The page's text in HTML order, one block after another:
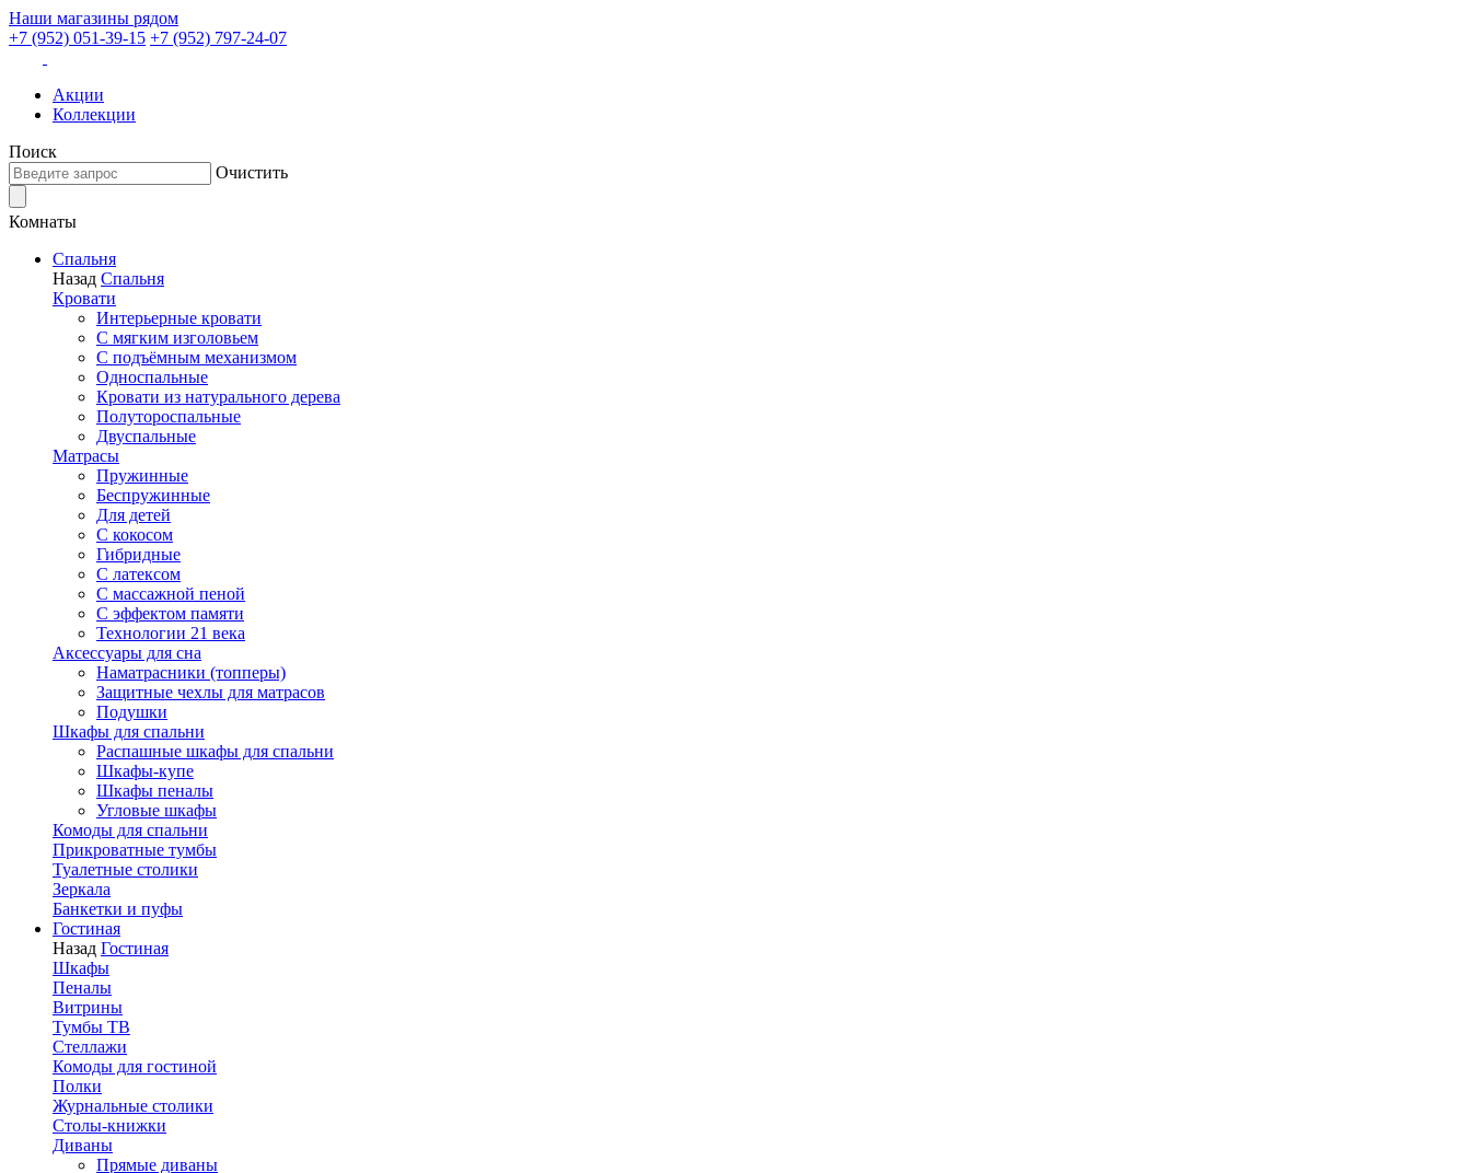
Наши магазины рядом
+7 (952) 051-39-15 +7 (952) 797-24-07
Акции
Коллекции
Поиск
Очистить
Комнаты
Спальня
Назад Спальня
Кровати
Интерьерные кровати
С мягким изголовьем
С подъёмным механизмом
Односпальные
Кровати из натурального дерева
Полутороспальные
Двуспальные
Матрасы
Пружинные
Беспружинные
Для детей
C кокосом
Гибридные
С латексом
С массажной пеной
С эффектом памяти
Технологии 21 века
Аксессуары для сна
Наматрасники (топперы)
Защитные чехлы для матрасов
Подушки
Шкафы для спальни
Распашные шкафы для спальни
Шкафы-купе
Шкафы пеналы
Угловые шкафы
Комоды для спальни
Прикроватные тумбы
Туалетные столики
Зеркала
Банкетки и пуфы
Гостиная
Назад Гостиная
Шкафы
Пеналы
Витрины
Тумбы ТВ
Стеллажи
Комоды для гостиной
Полки
Журнальные столики
Столы-книжки
Диваны
Прямые диваны